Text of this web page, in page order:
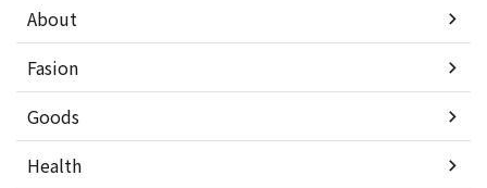
About
Fasion
Goods
Health